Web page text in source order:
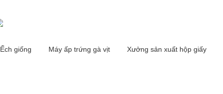
Ếch giống Máy ấp trứng gà vịt Xưởng sản xuất hộp giấy